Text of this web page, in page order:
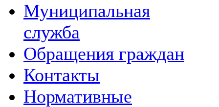
Муниципальная
служба
Обращения граждан
Контакты
Нормативные